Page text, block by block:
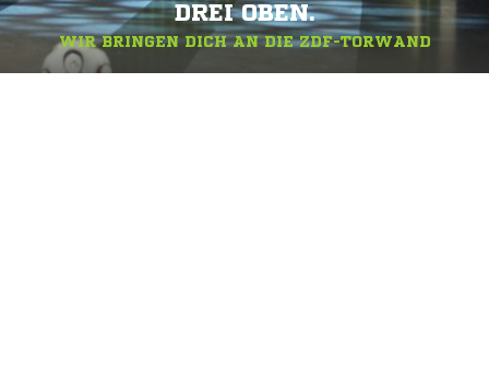
DREI OBEN.
WIR BRINGEN DICH AN DIE ZDF-TORWAND